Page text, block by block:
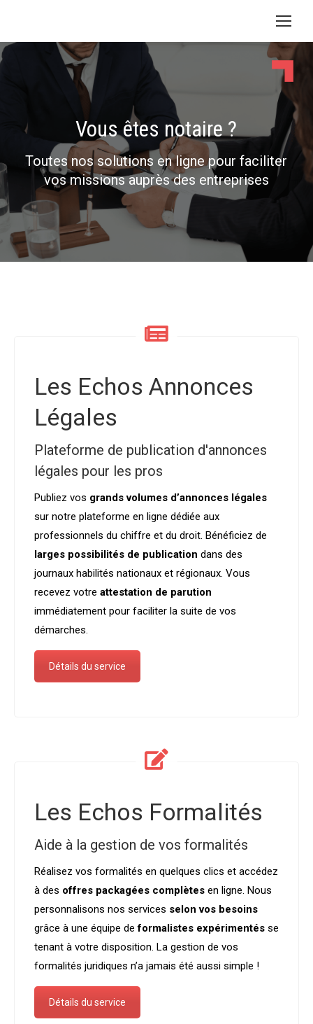
Vous êtes notaire ?
Toutes nos solutions en ligne pour faciliter
vos missions auprès des entreprises
Les Echos Annonces
Légales
Plateforme de publication d'annonces
légales pour les pros
Publiez vos grands volumes d’annonces légales
sur notre plateforme en ligne dédiée aux
professionnels du chiffre et du droit. Bénéficiez de
larges possibilités de publication dans des
journaux habilités nationaux et régionaux. Vous
recevez votre attestation de parution
immédiatement pour faciliter la suite de vos
démarches.
Détails du service
Les Echos Formalités
Aide à la gestion de vos formalités
Réalisez vos formalités en quelques clics et accédez
à des offres packagées complètes en ligne. Nous
personnalisons nos services selon vos besoins
grâce à une équipe deformalistes expérimentés se
tenant à votre disposition. La gestion de vos
formalités juridiques n’a jamais été aussi simple !
Détails du service